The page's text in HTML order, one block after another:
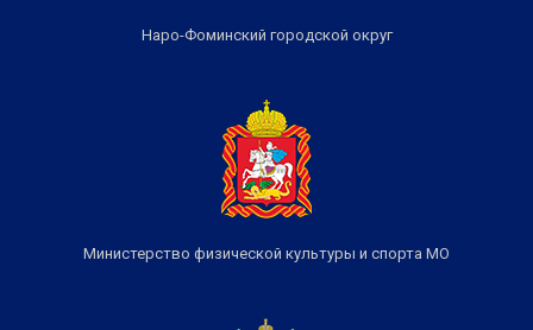
Наро-Фоминский городской округ
Министерство физической культуры и спорта МО